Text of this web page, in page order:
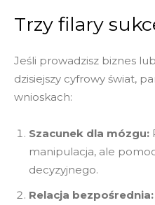
Trzy filary
Jeśli prowadzisz biznes
dzisiejszy cyfrowy świat,
wnioskach:
Szacunek dla mózgu:
manipulacja, ale
decyzyjnego.
Relacja bezpośrednia: